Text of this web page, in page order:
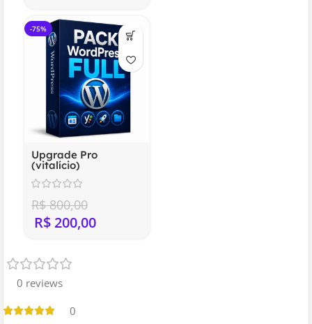
-75%
Upgrade Pro
(vitalício)
R$800,00
R$ 200,00
0 reviews
0